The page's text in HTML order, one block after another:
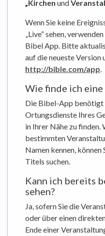
„Kirchen und
Wenn Sie keine
„Live“ sehen,
Bibel App. Bitte
auf die neueste Version
http://bible.com/app.
Wie finde ich
Die Bibel-App
Ortungsdienste Ihres
in Ihrer Nähe zu finden.
bestimmten
Namen kennen, können
Titels suchen.
Kann ich bereits
sehen?
Ja, sofern Sie die
oder über einen
Ende einer